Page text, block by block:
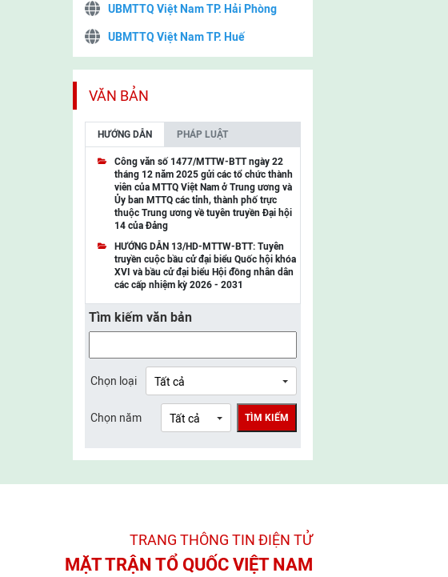
UBMTTQ Việt Nam TP. Hải Phòng
UBMTTQ Việt Nam TP. Huế
UBMTTQ Việt Nam TP. Cần Thơ
UBMTTQ Việt Nam tỉnh Quảng Ninh
UBMTTQ Việt Nam tỉnh Cao Bằng
UBMTTQ Việt Nam tỉnh Lạng Sơn
UBMTTQ Việt Nam tỉnh Lai Châu
UBMTTQ Việt Nam tỉnh Điện Biên
UBMTTQ Việt Nam tỉnh Sơn La
UBMTTQ Việt Nam tỉnh Thanh Hóa
UBMTTQ Việt Nam tỉnh Nghệ An
UBMTTQ Việt Nam tỉnh Lào Cai
UBMTTQ Việt Nam tỉnh Thái Nguyên
UBMTTQ Việt Nam tỉnh Bắc Ninh
UBMTTQ Việt Nam tỉnh Ninh Bình
UBMTTQ Việt Nam tỉnh Quảng Trị
VĂN BẢN
HƯỚNG DẪN PHÁP LUẬT
Công văn số 1477/MTTW-BTT ngày 22
tháng 12 năm 2025 gửi các tổ chức thành
viên của MTTQ Việt Nam ở Trung ương và
Ủy ban MTTQ các tỉnh, thành phố trực
thuộc Trung ương về tuyên truyền Đại hội
14 của Đảng
HƯỚNG DẪN 13/HD-MTTW-BTT: Tuyên
truyền cuộc bầu cử đại biểu Quốc hội khóa
XVI và bầu cử đại biểu Hội đồng nhân dân
các cấp nhiệm kỳ 2026 - 2031
Tìm kiếm văn bản
Chọn loại
Chọn năm TÌM KIẾM
TRANG THÔNG TIN ĐIỆN TỬ­
MẶT TRẬN TỔ QUỐC VIỆT NAM